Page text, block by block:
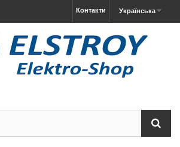
Українська
Контакти